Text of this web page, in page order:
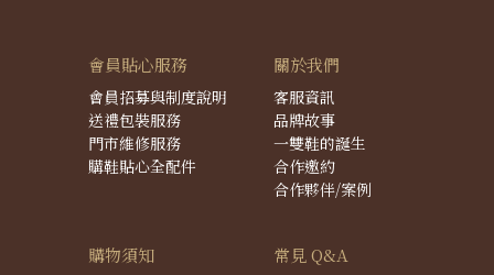
會員貼心服務
會員招募與制度說明
送禮包裝服務
門市維修服務
購鞋貼心全配件
關於我們
客服資訊
品牌故事
一雙鞋的誕生
合作邀約
合作夥伴/案例
購物須知 常見 Q&A